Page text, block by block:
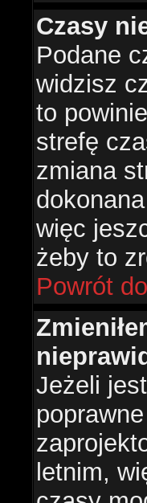
Czasy
Podane
widzisz
to
strefę
zmiana
więc
żeby to
Powrót
Jeżeli
letnim,